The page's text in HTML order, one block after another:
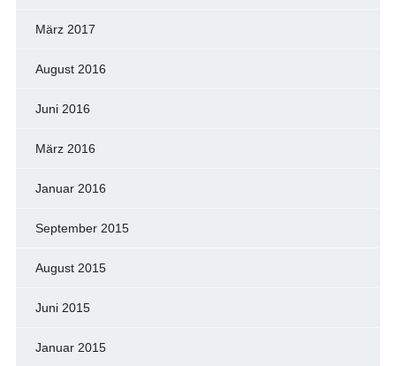
März 2017
August 2016
Juni 2016
März 2016
Januar 2016
September 2015
August 2015
Juni 2015
Januar 2015